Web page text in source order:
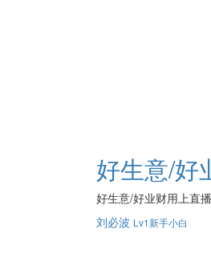
好生意/好
好生意/好业财用上直
刘必波 Lv1新手小白